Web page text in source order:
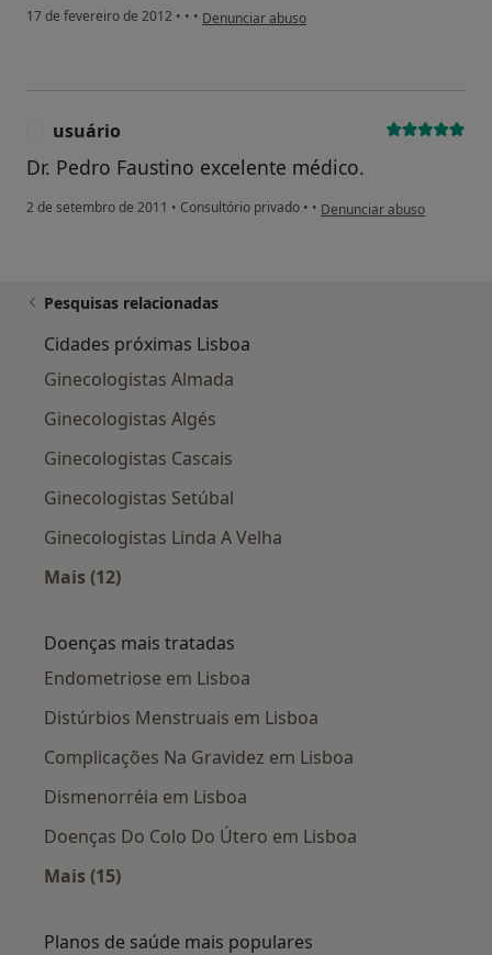
17 de fevereiro de 2012 • • • na opinião do utilizador paciente anônimo
Denunciar abuso
usuário
Dr. Pedro Faustino excelente médico.
2 de setembro de 2011 • Consultório privado • • na opinião do utilizador
Denunciar abuso
Pesquisas relacionadas
Cidades próximas Lisboa
Ginecologistas Almada
Ginecologistas Algés
Ginecologistas Cascais
Ginecologistas Setúbal
Ginecologistas Linda A Velha
Mais (12)
Doenças mais tratadas
Endometriose em Lisboa
Distúrbios Menstruais em Lisboa
Complicações Na Gravidez em Lisboa
Dismenorréia em Lisboa
Doenças Do Colo Do Útero em Lisboa
Mais (15)
Planos de saúde mais populares